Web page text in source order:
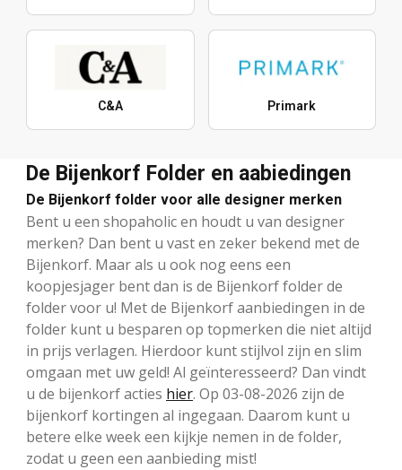
C&A Primark
De Bijenkorf Folder en aabiedingen
De Bijenkorf folder voor alle designer merken
Bent u een shopaholic en houdt u van designer
merken? Dan bent u vast en zeker bekend met de
Bijenkorf. Maar als u ook nog eens een
koopjesjager bent dan is de Bijenkorf folder de
folder voor u! Met de Bijenkorf aanbiedingen in de
folder kunt u besparen op topmerken die niet altijd
in prijs verlagen. Hierdoor kunt stijlvol zijn en slim
omgaan met uw geld! Al geïnteresseerd? Dan vindt
u de bijenkorf acties hier. Op 03-08-2026 zijn de
bijenkorf kortingen al ingegaan. Daarom kunt u
betere elke week een kijkje nemen in de folder,
zodat u geen een aanbieding mist!